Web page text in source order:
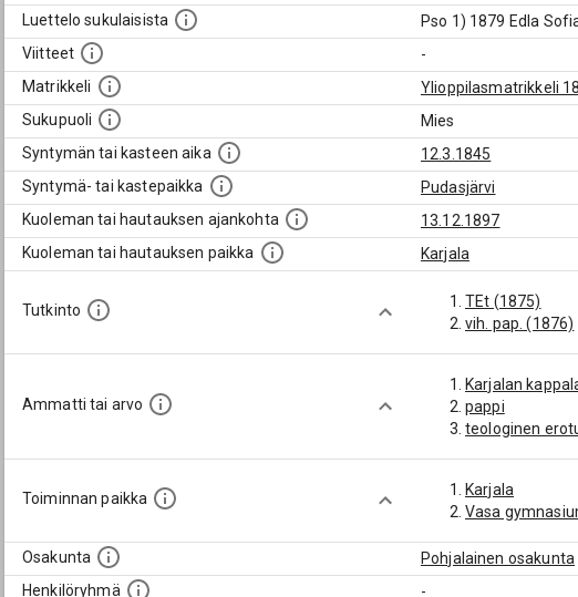
Luettelo sukulaisista
Pso 1) 1879 Edla
Viitteet
-
Matrikkeli
Ylioppilasmatrikkeli
Sukupuoli
Mies
Syntymän tai kasteen aika
12.3.1845
Syntymä- tai kastepaikka
Pudasjärvi
Kuoleman tai hautauksen ajankohta
13.12.1897
Kuoleman tai hautauksen paikka
Karjala
Tutkinto
TEt (1875)
vih. pap. (1876)
Ammatti tai arvo
Karjalan
pappi
teologinen
Toiminnan paikka
Karjala
Vasa
Osakunta
Pohjalainen osakunta
Henkilöryhmä
-